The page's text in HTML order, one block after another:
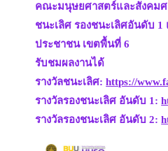
คณะมนุษยศาสตร์และสังคมศ
ชนะเลิศ รองชนะเลิศอันดับ
ประชาชน เขตพื้นที่ 6
รับชมผลงานได้
รางวัลชนะเลิศ:https://
รางวัลรองชนะเลิศ อันดับ 1:
รางวัลรองชนะเลิศ อันดับ 2: